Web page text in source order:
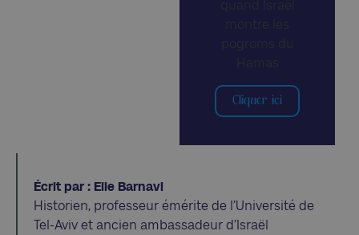
Cliquer ici
Écrit par : Elie Barnavi
Historien, professeur émérite de l’Université de
Tel-Aviv et ancien ambassadeur d’Israël